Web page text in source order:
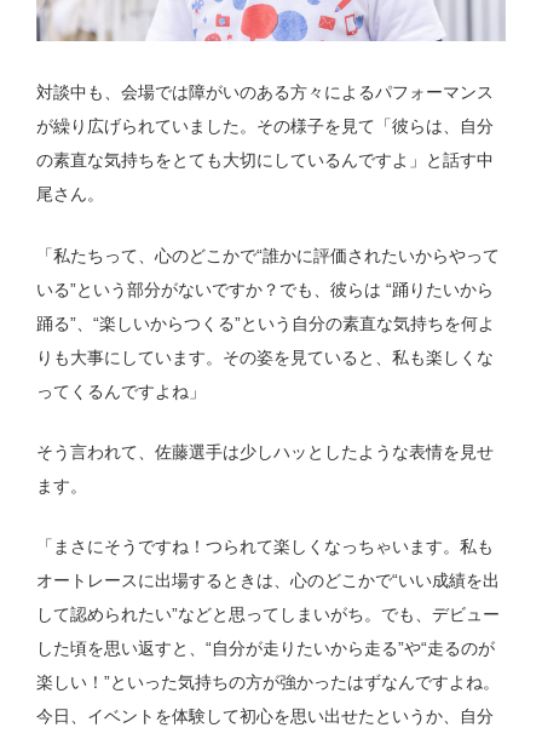
対談中も、会場では障がいのある方々によるパフォーマンス
が繰り広げられていました。その様子を見て「彼らは、自分
の素直な気持ちをとても大切にしているんですよ」と話す中
尾さん。
「私たちって、心のどこかで“誰かに評価されたいからやって
いる”という部分がないですか？でも、彼らは “踊りたいから
踊る”、“楽しいからつくる”という自分の素直な気持ちを何よ
りも大事にしています。その姿を見ていると、私も楽しくな
ってくるんですよね」
そう言われて、佐藤選手は少しハッとしたような表情を見せ
ます。
「まさにそうですね！つられて楽しくなっちゃいます。私も
オートレースに出場するときは、心のどこかで“いい成績を出
して認められたい”などと思ってしまいがち。でも、デビュー
した頃を思い返すと、“自分が走りたいから走る”や“走るのが
楽しい！”といった気持ちの方が強かったはずなんですよね。
今日、イベントを体験して初心を思い出せたというか、自分